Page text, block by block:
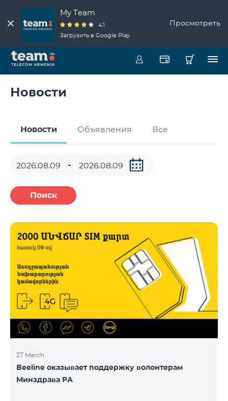
My Team
4.1
Загрузить в Google Play
Просмотреть
Новости
Новости Объявления Все
Поиск
27 March
Beeline оказывает поддержку волонтерам
Минздрава РА